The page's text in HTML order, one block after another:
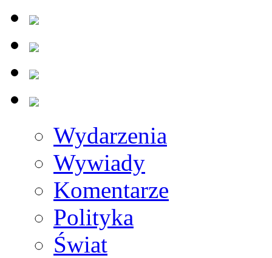
Wydarzenia
Wywiady
Komentarze
Polityka
Świat